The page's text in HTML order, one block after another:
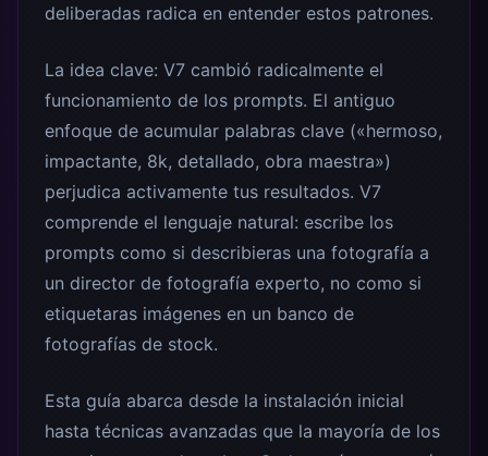
deliberadas radica en entender estos patrones.
La idea clave: V7 cambió radicalmente el
funcionamiento de los prompts. El antiguo
enfoque de acumular palabras clave («hermoso,
impactante, 8k, detallado, obra maestra»)
perjudica activamente tus resultados. V7
comprende el lenguaje natural: escribe los
prompts como si describieras una fotografía a
un director de fotografía experto, no como si
etiquetaras imágenes en un banco de
fotografías de stock.
Esta guía abarca desde la instalación inicial
hasta técnicas avanzadas que la mayoría de los